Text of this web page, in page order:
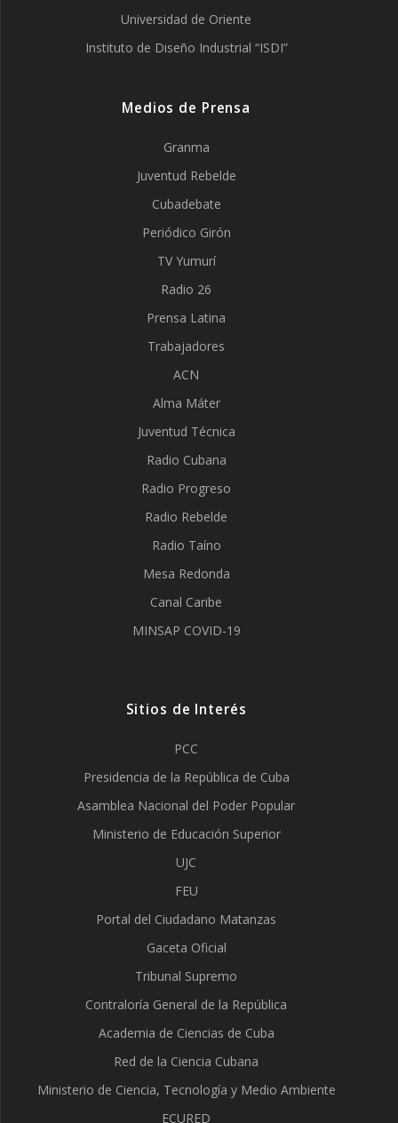
Universidad de Oriente
Instituto de Diseño Industrial “ISDI”
Medios de Prensa
Granma
Juventud Rebelde
Cubadebate
Periódico Girón
TV Yumurí
Radio 26
Prensa Latina
Trabajadores
ACN
Alma Máter
Juventud Técnica
Radio Cubana
Radio Progreso
Radio Rebelde
Radio Taíno
Mesa Redonda
Canal Caribe
MINSAP COVID-19
Sitios de Interés
PCC
Presidencia de la República de Cuba
Asamblea Nacional del Poder Popular
Ministerio de Educación Superior
UJC
FEU
Portal del Ciudadano Matanzas
Gaceta Oficial
Tribunal Supremo
Contraloría General de la República
Academia de Ciencias de Cuba
Red de la Ciencia Cubana
Ministerio de Ciencia, Tecnología y Medio Ambiente
ECURED